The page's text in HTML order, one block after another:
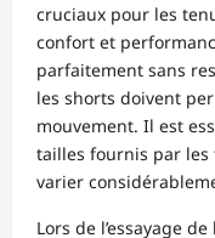
cruciaux pour les
confort et
parfaitement sans
les shorts doivent
mouvement. Il est
tailles fournis par
varier
Lors de l’essayage